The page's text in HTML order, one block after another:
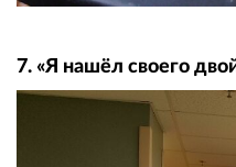
7. «Я нашёл своего